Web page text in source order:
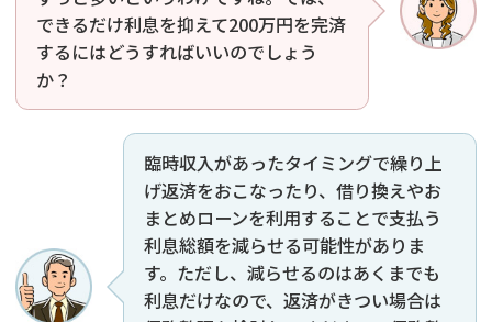
できるだけ利息を抑えて200万円を完済
するにはどうすればいいのでしょう
か？
臨時収入があったタイミングで繰り上
げ返済をおこなったり、借り換えやお
まとめローンを利用することで支払う
利息総額を減らせる可能性がありま
す。ただし、減らせるのはあくまでも
利息だけなので、返済がきつい場合は